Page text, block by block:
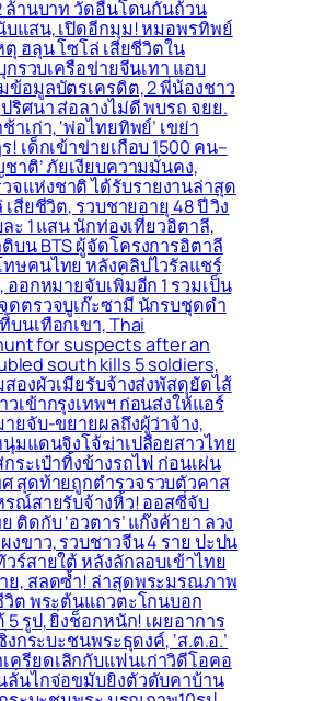
ล้านบาท วัดอื่นโดนกันถ้วน
บแสน, เปิดอีกมุม! หมอพรทิพย์
ตุ ฮลุน โซโล่ เสียชีวิตใน
กรวบเครือข่ายจีนเทา แอบ
ข้อมูลบัตรเครดิต, 2 พี่น้องชาว
ริศนา ส่อลางไม่ดี พบรถ จยย.
เก่า, ‘พ่อไทยทิพย์’ เขย่า
! เด็กเข้าข่ายเกือบ 1500 คน–
าติ’ ภัยเงียบความมั่นคง,
จแห่งชาติ ได้รับรายงานล่าสุด
สียชีวิต, รวบชายอายุ 48 ปี วิ่ง
ละ 1 แสน นักท่องเที่ยวอิตาลี,
บน BTS ผู้จัดโครงการอิตาลี
ษคนไทย หลังคลิปไวรัลแชร์
ออกหมายจับเพิ่มอีก 1 รวมเป็น
ดตรวจบูเก๊ะซามี นักรบชุดดำ
บนเทือกเขา, Thai
for suspects after an
south kills 5 soldiers,
องผัวเมียรับจ้างส่งพัสดุยัดไส้
วเข้ากรุงเทพฯ ก่อนส่งให้แอร์
ยจับ-ขยายผลถึงผู้ว่าจ้าง,
มแดนจิงโจ้ฆ่าเปลือยสาวไทย
กระเป๋าทิ้งข้างรถไฟ ก่อนเผ่น
สุดท้ายถูกตำรวจรวบตัวคาส
ณ์สายรับจ้างหิ้ว! ออสซี่จับ
ติดกับ ‘อวตาร’ แก๊งค้ายา ลวง
งขาว, รวบชาวจีน 4 ราย ปะปน
ร์สายใต้ หลังลักลอบเข้าไทย
ย, สลดซ้ำ! ล่าสุดพระมรณภาพ
วิต พระต้นแถวตะโกนบอก
รูป, ยิ่งช็อกหนัก! เผยอาการ
งกระบะชนพระธุดงค์, ‘ส.ต.อ.’
ครียดเลิกกับแฟนเก่าวิดีโอคอ
ลั่นไกจ่อขมับยิงตัวดับคาบ้าน